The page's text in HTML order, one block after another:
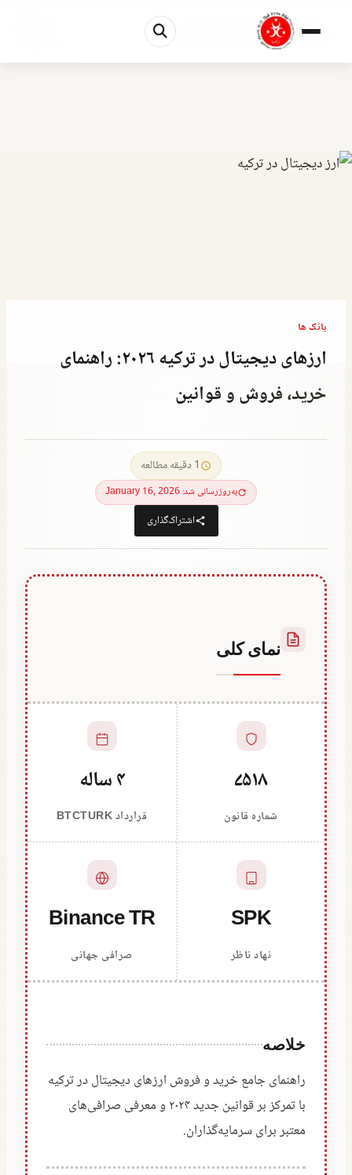
ارزهای دیجیتال در ترکیه ۲۰۲۶: راهنمای خرید، فرو...
بانک ها
ارزهای دیجیتال در ترکیه ۲۰۲۶: راهنمای
خرید، فروش و قوانین
1 دقیقه مطالعه
به‌روزرسانی شد: January 16, 2026
اشتراک‌گذاری
نمای کلی
۷۵۱۸
شماره قانون
۴ ساله
قرارداد BTCTURK
SPK
نهاد ناظر
Binance TR
صرافی جهانی
خلاصه
راهنمای جامع خرید و فروش ارزهای دیجیتال در ترکیه
با تمرکز بر قوانین جدید ۲۰۲۴ و معرفی صرافی‌های
معتبر برای سرمایه‌گذاران.